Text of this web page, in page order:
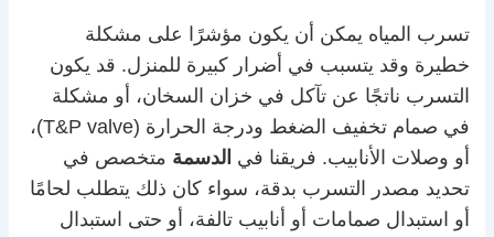
تسرب المياه يمكن أن يكون مؤشرًا على مشكلة
خطيرة وقد يتسبب في أضرار كبيرة للمنزل. قد يكون
التسرب ناتجًا عن تآكل في خزان السخان، أو مشكلة
في صمام تخفيف الضغط ودرجة الحرارة (T&P valve)،
أو وصلات الأنابيب. فريقنا في الدسمة متخصص في
تحديد مصدر التسرب بدقة، سواء كان ذلك يتطلب لحامًا
أو استبدال صمامات أو أنابيب تالفة، أو حتى استبدال